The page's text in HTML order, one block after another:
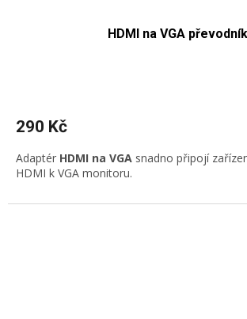
HDMI na VGA převodník
290 Kč
Adaptér HDMI na VGA snadno připojí
HDMI k VGA monitoru.